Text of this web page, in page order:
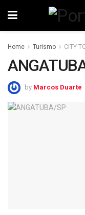
Home Turismo CITY
by Marcos Duarte